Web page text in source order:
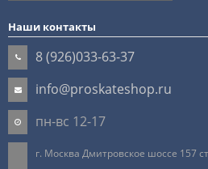
Наши контакты
8 (926)033-63-37
info@proskateshop.ru
пн-вс 12-17
г. Москва Дмитровское шоссе 157